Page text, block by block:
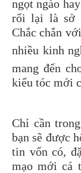
ngọt ngào
rối lại là sở
Chắc chắn
nhiều kinh
mang đến
kiểu tóc mới
Chỉ cần
bạn sẽ được
tin vốn có,
mạo mới cá